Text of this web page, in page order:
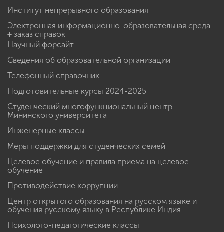
Институт непрерывного образования
Электронная информационно-образовательная среда
+ заказ справок
Научный форсайт
Сведения об образовательной организации
Телефонный справочник
Подготовительные курсы 2024-2025
Студенческий многофункциональный центр
Мининского университета
Инженерные классы
Меры поддержки для студенческих семей
Целевое обучение и правила приема на целевое
обучение
Противодействие коррупции
Центр открытого образования на русском языке и
обучения русскому языку в Республике Индия
Психолого-педагогические классы